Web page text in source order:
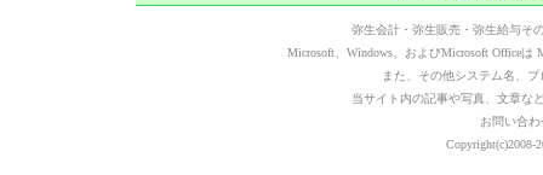
弥生会計・弥生販売・弥生給与そ
Microsoft、Windows、およびMicrosoft Office
また、その他システム名、
当サイト内の記事や写真、文章な
お問い合わ
Copyright(c)2008-